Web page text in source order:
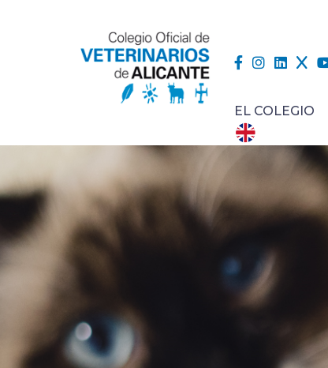
EL COLEGIO